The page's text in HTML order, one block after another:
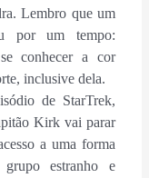
Lembro que um
por um tempo:
conhecer a cor
inclusive dela.
de StarTrek,
Kirk vai parar
a uma forma
estranho e